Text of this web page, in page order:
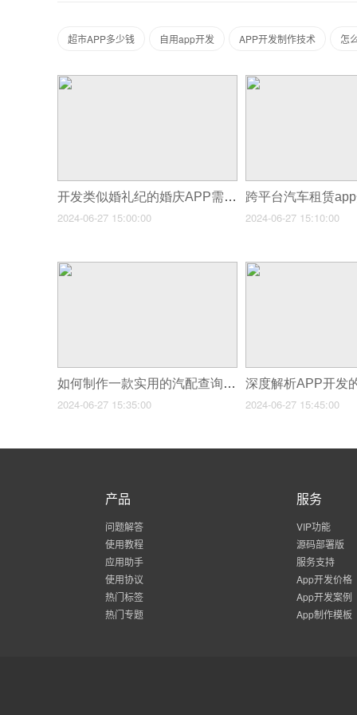
超市APP多少钱 自用app开发 APP开发制作技术 怎
开发类似婚礼纪的婚庆APP需要多少钱?
2024-06-27 15:00:00 2024-06-27 15:10:00
如何制作一款实用的汽配查询app
2024-06-27 15:35:00
深度解析APP开发
2024-06-27 15:45:00
产品
问题解答
使用教程
应用助手
使用协议
热门标签
热门专题
服务
VIP功能
源码部署版
服务支持
App开发价格
App开发案例
App制作模板